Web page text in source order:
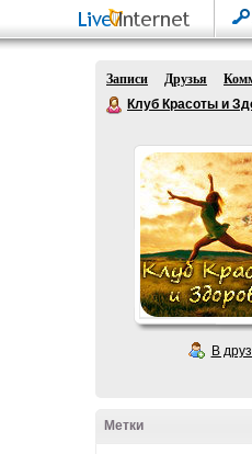
Записи Друзья
Клуб Красоты и
В
Метки